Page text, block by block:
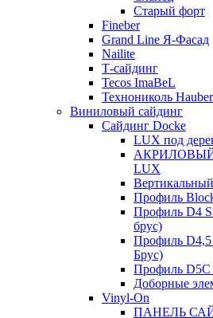
Старый форт
Fineber
Grand Line Я-Фасад
Nailite
Т-сайдинг
Tecos ImaBeL
Технониколь
Виниловый сайдинг
Сайдинг Docke
LUX под
LUX
Профиль
Профиль D4
брус)
Профиль D4,5
Брус)
Профиль D5C
Доборные
Vinyl-On
ПАНЕЛЬ